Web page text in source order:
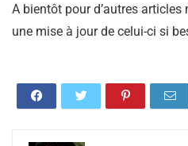
A bientôt pour d’autres
une mise à jour de celui-ci si